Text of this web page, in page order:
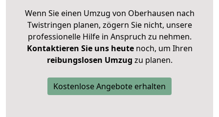
Wenn Sie einen Umzug von Oberhausen nach
Twistringen planen, zögern Sie nicht, unsere
professionelle Hilfe in Anspruch zu nehmen.
Kontaktieren Sie uns heutenoch, um Ihren
reibungslosen Umzug zu planen.
Kostenlose Angebote erhalten